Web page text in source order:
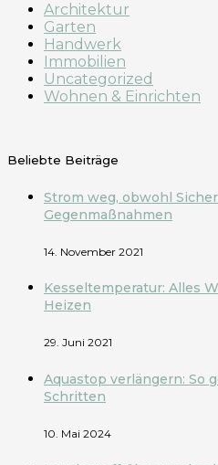
Architektur
Garten
Handwerk
Immobilien
Uncategorized
Wohnen & Einrichten
Beliebte Beiträge
Strom weg, obwohl
Gegenmaßnahmen
14. November 2021
Kesseltemperatur: Alles
Heizen
29. Juni 2021
Aquastop verlängern: So
Schritten
10. Mai 2024